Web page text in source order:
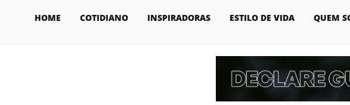
HOME COTIDIANO INSPIRADORAS ESTILO DE VIDA QUEM